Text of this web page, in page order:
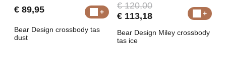
€ 89,95
Bear Design crossbody tas
dust
€ 120,00
€ 113,18
Bear Design Miley crossbody
tas ice